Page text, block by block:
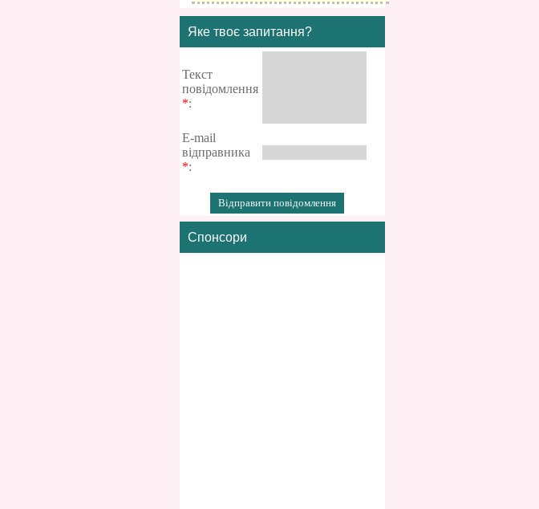
Яке твоє запитання?
Текст
повідомлення
*:
E-mail
відправника
*:
Спонсори